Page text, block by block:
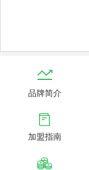

品牌简介

加盟指南
